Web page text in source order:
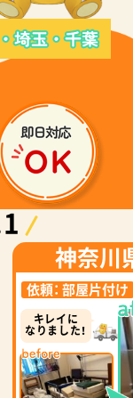
神奈川
依頼： 部屋片付け
キレイに
なりました！